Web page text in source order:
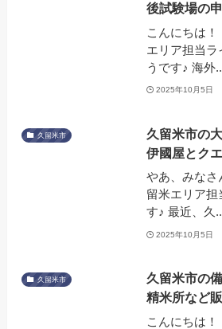
後試験場の
こんにちは
エリア担当ラ
うです♪ 海外
2025年10月5日
久留米市
久留米市の
伊國屋とク
やあ、みなさ
留米エリア
す♪ 最近、久
2025年10月5日
久留米市
久留米市の
精米所など
こんにちは